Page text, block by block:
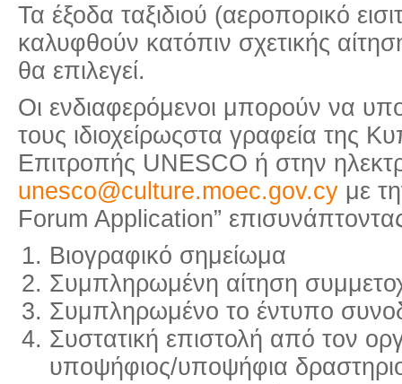
Τα έξοδα ταξιδιού (αεροπορικό
καλυφθούν κατόπιν σχετικής
θα επιλεγεί.
Οι ενδιαφερόμενοι μπορούν να
τους ιδιοχείρωςστα γραφεία της
Επιτροπής UNESCO ή στην
unesco@culture.moec.gov.cy με
Forum Application”
Βιογραφικό σημείωμα
Συμπληρωμένη αίτηση
Συμπληρωμένο το έντυπο
Συστατική επιστολή από τον
υποψήφιος/υποψήφια